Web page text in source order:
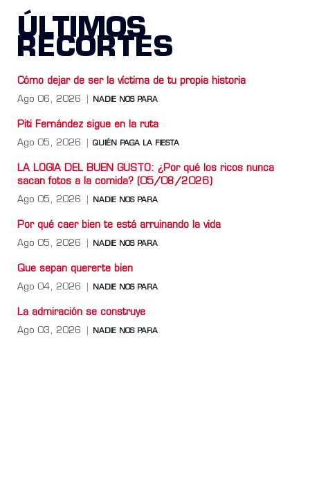
ÚLTIMOS
RECORTES
Cómo dejar de ser la víctima de tu propia historia
Ago 06, 2026 NADIE NOS PARA
Piti Fernández sigue en la ruta
Ago 05, 2026 QUIÉN PAGA LA FIESTA
LA LOGIA DEL BUEN GUSTO: ¿Por qué los ricos nunca
sacan fotos a la comida? (05/08/2026)
Ago 05, 2026 NADIE NOS PARA
Por qué caer bien te está arruinando la vida
Ago 05, 2026 NADIE NOS PARA
Que sepan quererte bien
Ago 04, 2026 NADIE NOS PARA
La admiración se construye
Ago 03, 2026 NADIE NOS PARA